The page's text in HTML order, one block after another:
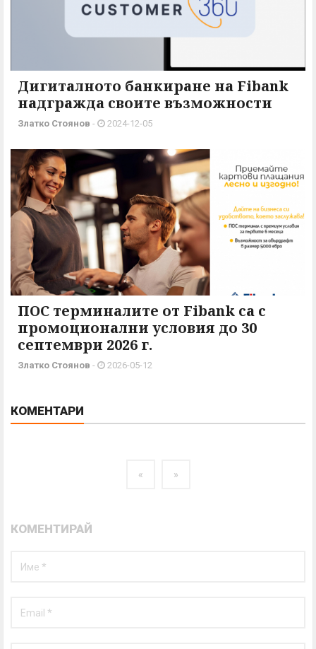
Дигиталното банкиране на Fibank
надгражда своите възможности
Златко Стоянов - 2024-12-05
ПОС терминалите от Fibank са с
промоционални условия до 30
септември 2026 г.
Златко Стоянов - 2026-05-12
КОМЕНТАРИ
« »
КОМЕНТИРАЙ